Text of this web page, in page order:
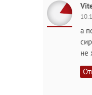
а
не